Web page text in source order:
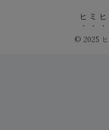
ヒミ
© 2025